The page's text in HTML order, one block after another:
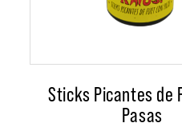
Sticks Picantes de
Pasas